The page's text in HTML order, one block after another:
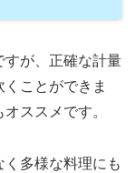
すが、正確な計量
ことができま
ススメです。
多様な料理にも